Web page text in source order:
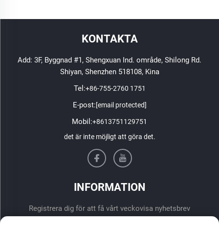
KONTAKTA
Add: 3F, Byggnad #1, Shengxuan Ind. område, Shilong Rd.
Shiyan, Shenzhen 518108, Kina
Tel:+86-755-2760 1751
E-post:[email protected]
Mobil:+8613751129751
det är inte möjligt att göra det.
INFORMATION
Registrera dig för att få vårt veckovisa nyhetsbrev